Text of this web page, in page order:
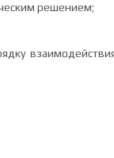
решением;